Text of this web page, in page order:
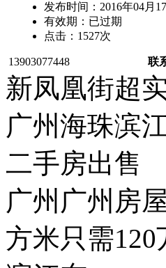
发布时间： 2016年04月
有效期： 已过期
点击： 1527次
13903077448 联
新凤凰街超
广州海珠滨
二手房出售
广州广州房
方米只需